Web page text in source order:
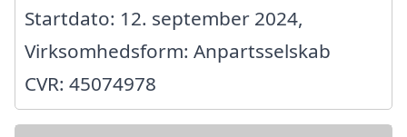
Startdato: 12. september 2024,
Virksomhedsform: Anpartsselskab
CVR: 45074978